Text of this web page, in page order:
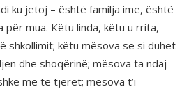
ku jetoj – është familja ime, është
mua. Këtu linda, këtu u rrita,
shkollimit; këtu mësova se si duhet
dhe shoqërinë; mësova ta ndaj
me të tjerët; mësova t’i